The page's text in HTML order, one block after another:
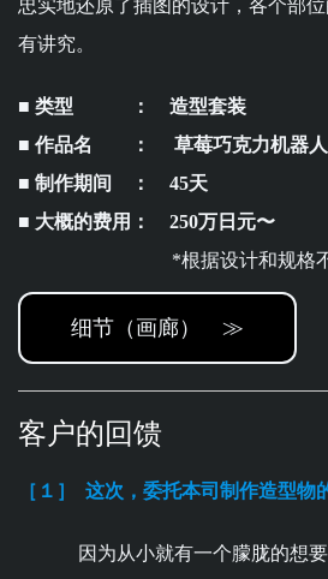
忠实地还原了插图的设计，各个部
有讲究。
■ 类型 ： 造型套装
■ 作品名 ： 草莓巧克力机器人
■ 制作期间 ： 45天
■ 大概的费用： 250万日元〜
*根据设计和规格不同
细节（画廊） ≫
客户的回馈
［１］ 这次，委托本司制作造型物
因为从小就有一个朦胧的想